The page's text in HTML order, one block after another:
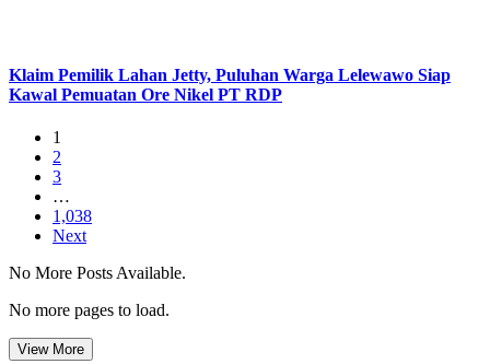
Klaim Pemilik Lahan Jetty, Puluhan Warga Lelewawo Siap
Kawal Pemuatan Ore Nikel PT RDP
1
2
3
…
1,038
Next
No More Posts Available.
No more pages to load.
View More